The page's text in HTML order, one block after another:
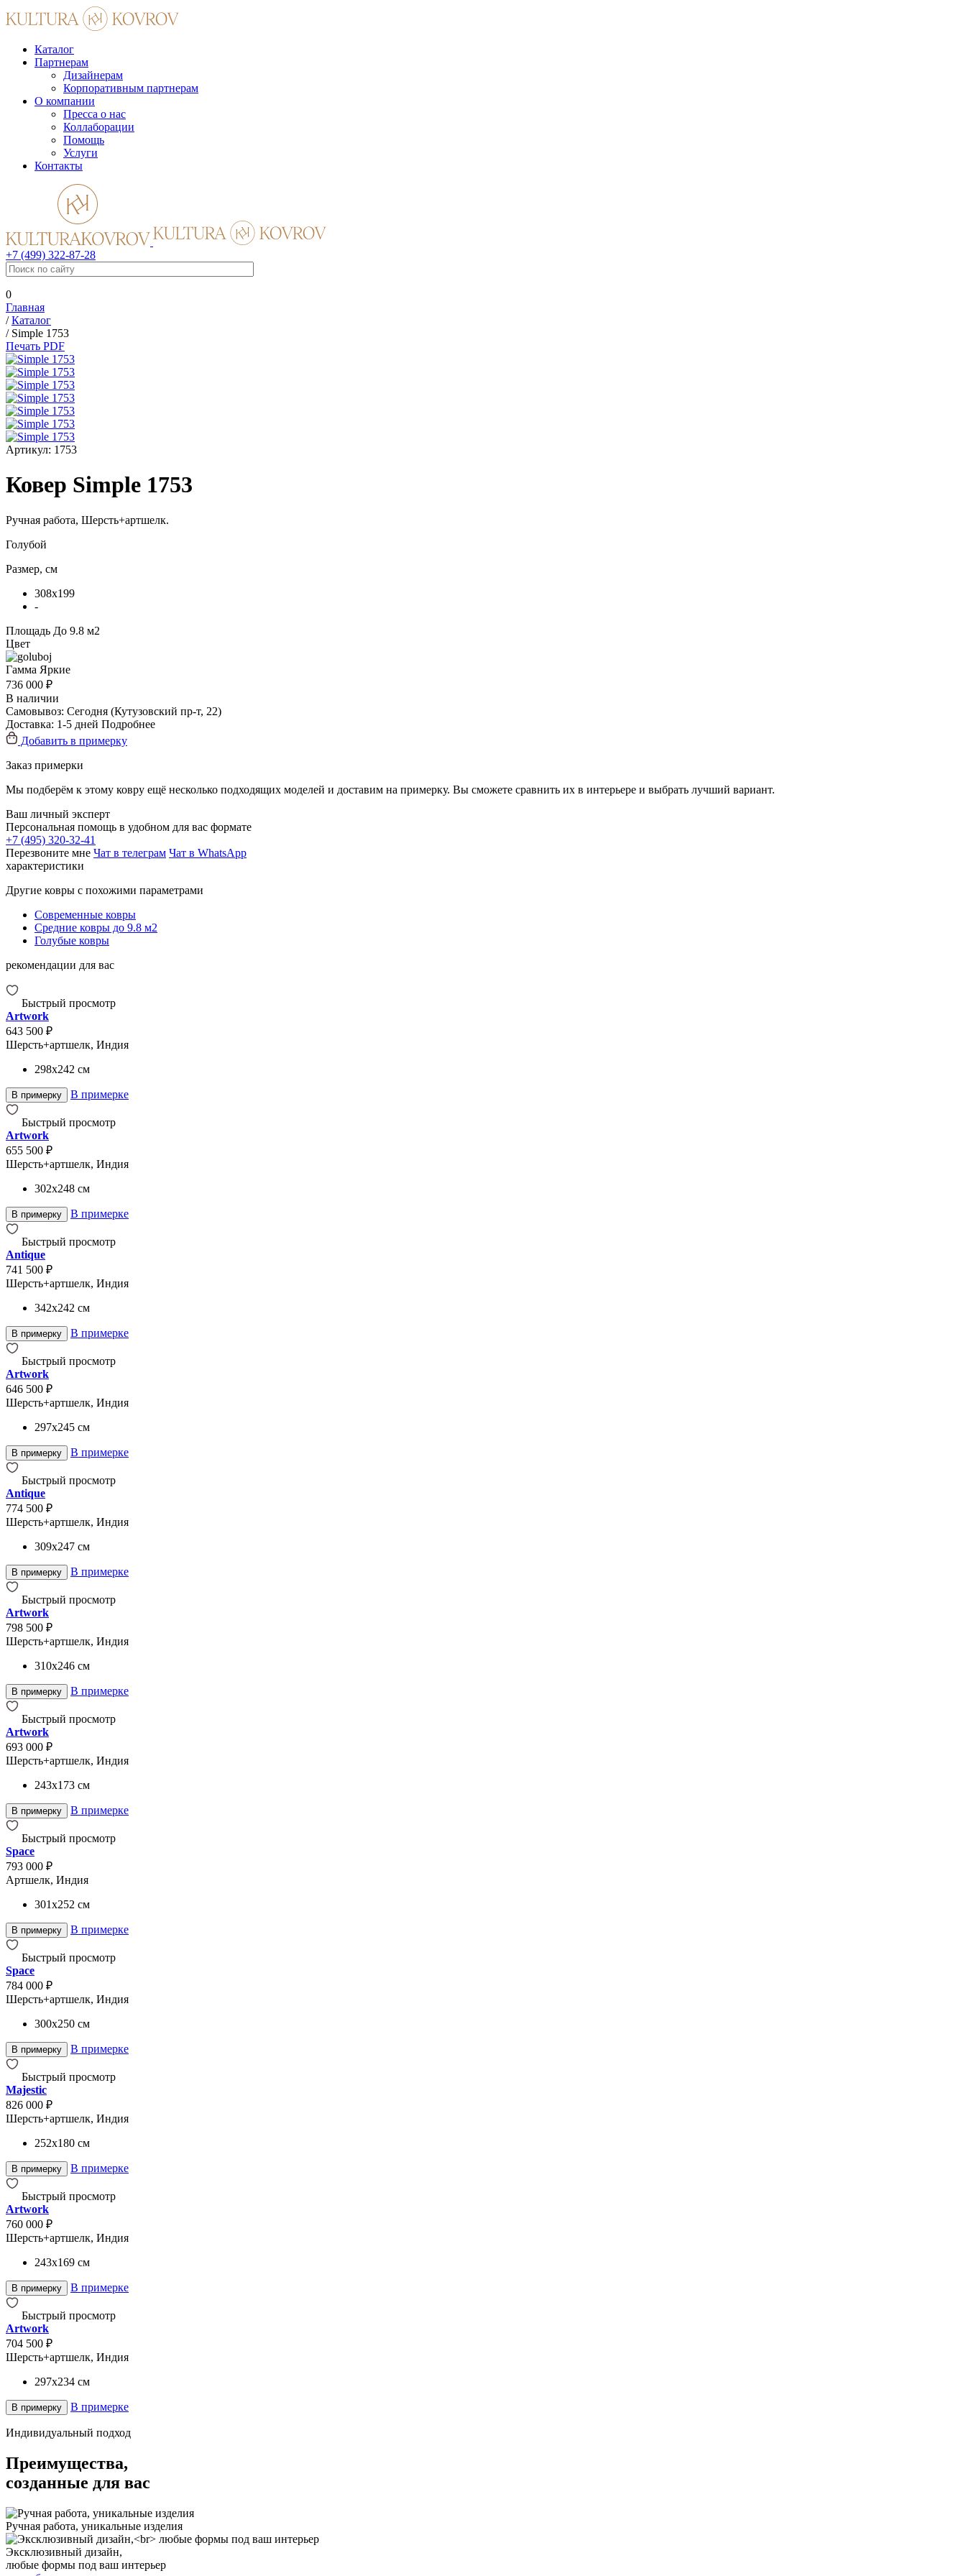
Каталог
Партнерам
Дизайнерам
Корпоративным партнерам
О компании
Пресса о нас
Коллаборации
Помощь
Услуги
Контакты
+7 (499) 322-87-28
0
Главная
/Каталог
/ Simple 1753
Печать PDF
Артикул: 1753
Ковер Simple 1753
Ручная работа, Шерсть+артшелк.
Голубой
Размер, см
308x199
-
Площадь До 9.8 м2
Цвет
Гамма Яркие
736 000 ₽
В наличии
Самовывоз: Сегодня (Кутузовский пр-т, 22)
Доставка: 1-5 дней Подробнее
Добавить в примерку
Заказ примерки
Мы подберём к этому ковру ещё несколько подходящих моделей и доставим на примерку. Вы сможете сравнить их в интерьере и выбрать лучший вариант.
Ваш личный эксперт
Персональная помощь в удобном для вас формате
+7 (495) 320-32-41
Перезвоните мне Чат в телеграм Чат в WhatsApp
характеристики
Другие ковры с похожими параметрами
Современные ковры
Средние ковры до 9.8 м2
Голубые ковры
рекомендации для вас
Быстрый просмотр
Artwork
643 500 ₽
Шерсть+артшелк, Индия
298x242 см
В примерку В примерке
Быстрый просмотр
Artwork
655 500 ₽
Шерсть+артшелк, Индия
302x248 см
В примерку В примерке
Быстрый просмотр
Antique
741 500 ₽
Шерсть+артшелк, Индия
342x242 см
В примерку В примерке
Быстрый просмотр
Artwork
646 500 ₽
Шерсть+артшелк, Индия
297x245 см
В примерку В примерке
Быстрый просмотр
Antique
774 500 ₽
Шерсть+артшелк, Индия
309x247 см
В примерку В примерке
Быстрый просмотр
Artwork
798 500 ₽
Шерсть+артшелк, Индия
310x246 см
В примерку В примерке
Быстрый просмотр
Artwork
693 000 ₽
Шерсть+артшелк, Индия
243x173 см
В примерку В примерке
Быстрый просмотр
Space
793 000 ₽
Артшелк, Индия
301x252 см
В примерку В примерке
Быстрый просмотр
Space
784 000 ₽
Шерсть+артшелк, Индия
300x250 см
В примерку В примерке
Быстрый просмотр
Majestic
826 000 ₽
Шерсть+артшелк, Индия
252x180 см
В примерку В примерке
Быстрый просмотр
Artwork
760 000 ₽
Шерсть+артшелк, Индия
243x169 см
В примерку В примерке
Быстрый просмотр
Artwork
704 500 ₽
Шерсть+артшелк, Индия
297x234 см
В примерку В примерке
Индивидуальный подход
Преимущества,
созданные для вас
Ручная работа, уникальные изделия
Эксклюзивный дизайн,
любые формы под ваш интерьер